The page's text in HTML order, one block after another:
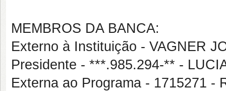
MEMBROS DA BANCA:
Externo à Instituição - VAGNER
Presidente - ***.985.294-** -
Externa ao Programa - 1715271 -